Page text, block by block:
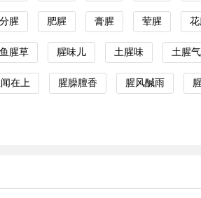
分腥 肥腥 膏腥 荤腥 花
鱼腥草 腥味儿 土腥味 土腥气
在上 腥臊膻香 腥风醎雨